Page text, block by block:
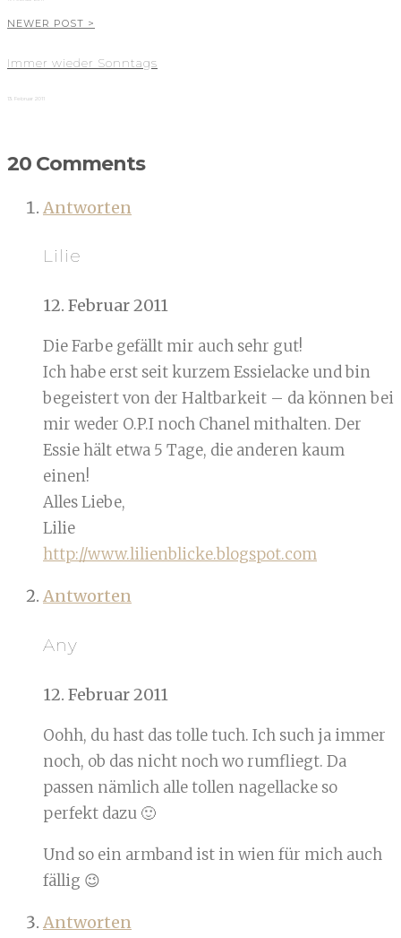
NEWER POST >
Immer wieder Sonntags
13. Februar 2011
20 Comments
Antworten
Lilie
12. Februar 2011
Die Farbe gefällt mir auch sehr gut!
Ich habe erst seit kurzem Essielacke und bin
begeistert von der Haltbarkeit – da können bei
mir weder O.P.I noch Chanel mithalten. Der
Essie hält etwa 5 Tage, die anderen kaum
einen!
Alles Liebe,
Lilie
http://www.lilienblicke.blogspot.com
Antworten
Any
12. Februar 2011
Oohh, du hast das tolle tuch. Ich such ja immer
noch, ob das nicht noch wo rumfliegt. Da
passen nämlich alle tollen nagellacke so
perfekt dazu 🙂
Und so ein armband ist in wien für mich auch
fällig 😉
Antworten